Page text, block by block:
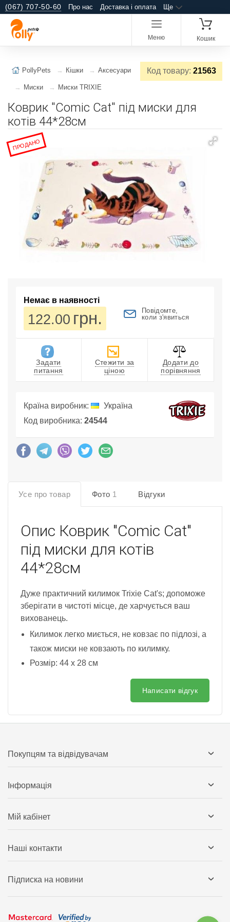
(067) 707-50-60 Про нас Доставка і оплата Ще
Меню Кошик
Код товару: 21563
PollyPets Кішки Аксесуари
Миски Миски TRIXIE
Коврик "Comic Cat" під миски для
котів 44*28см
ПРОДАНО
Немає в наявності
122.00 грн.
Повідомте,
коли з'явиться
Задати
питання
Стежити за
ціною
Додати до
порівняння
Країна виробник:
Україна
Код виробника: 24544
Усе про товар Фото 1 Відгуки
Опис Коврик "Comic Cat"
під миски для котів
44*28см
Дуже практичний килимок Trixie Cat's; допоможе
зберігати в чистоті місце, де харчується ваш
вихованець.
Килимок легко миється, не ковзає по підлозі, а
також миски не ковзають по килимку.
Розмір: 44 х 28 см
Написати відгук
Покупцям та відвідувачам
Інформація
Мій кабінет
Наші контакти
Підписка на новини